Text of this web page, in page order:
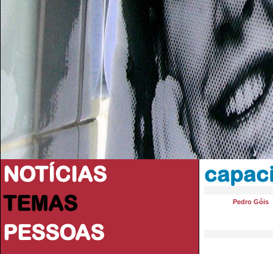
NOTÍCIAS
TEMAS
PESSOAS
Pedro Góis